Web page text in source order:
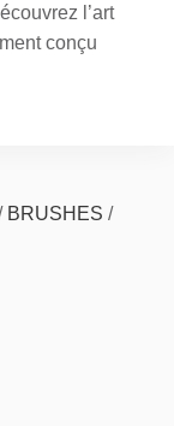
l’art
conçu
BRUSHES /